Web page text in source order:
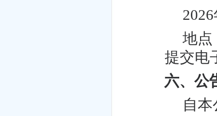
地点
提交电
六、公
自